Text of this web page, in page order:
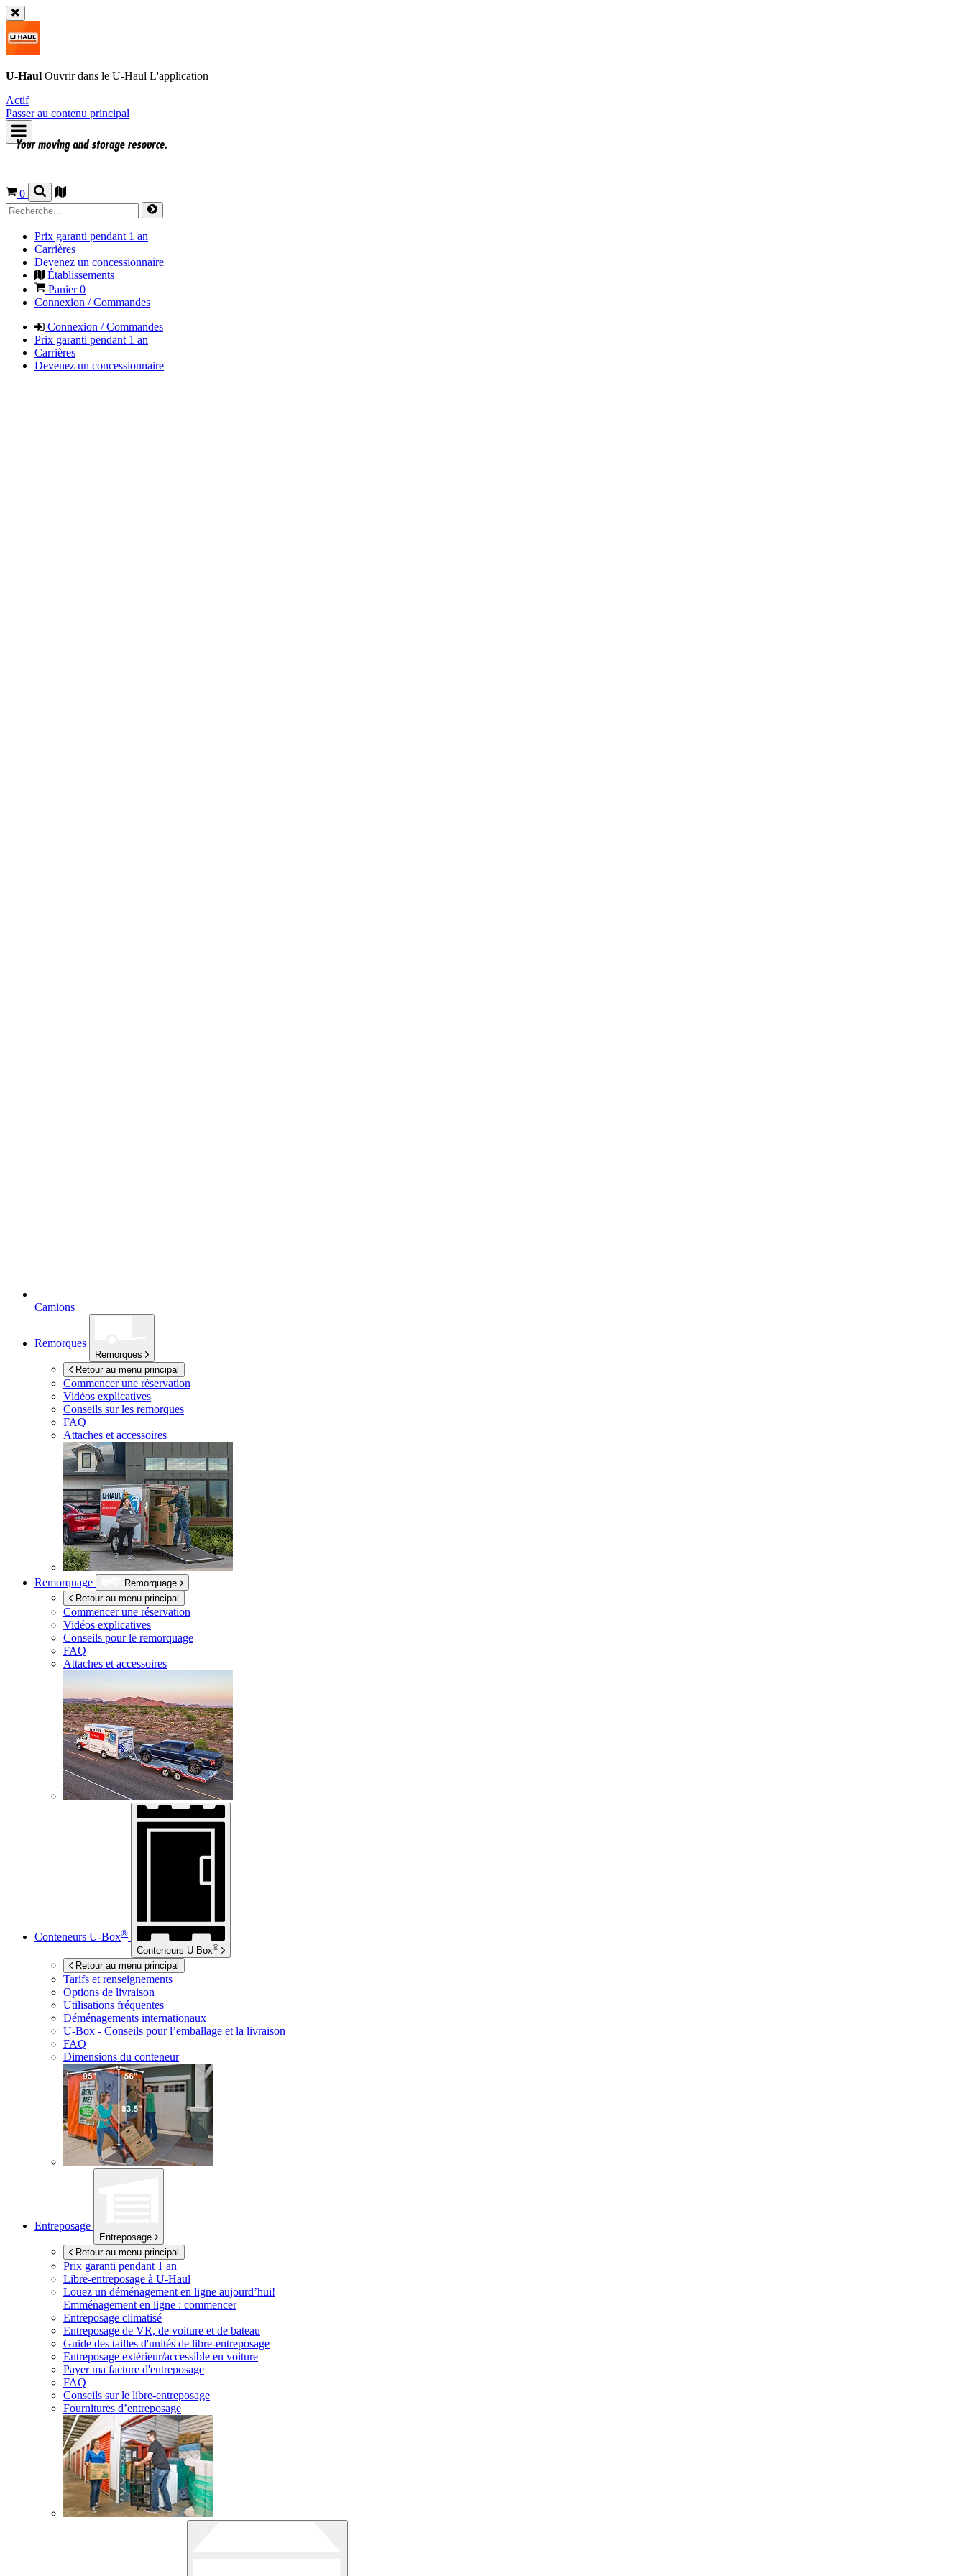
U-Haul Ouvrir dans le U-Haul L'application
Actif
Passer au contenu principal
0
Prix garanti pendant 1 an
Carrières
Devenez un concessionnaire
Établissements
Panier0
Connexion / Commandes
Connexion / Commandes
Prix garanti pendant 1 an
Carrières
Devenez un concessionnaire
Camions
Remorques
Remorques
Retour au menu principal
Commencer une réservation
Vidéos explicatives
Conseils sur les remorques
FAQ
Attaches et accessoires
Remorquage
Remorquage
Retour au menu principal
Commencer une réservation
Vidéos explicatives
Conseils pour le remorquage
FAQ
Attaches et accessoires
Conteneurs U-Box®
Conteneurs U-Box®
Retour au menu principal
Tarifs et renseignements
Options de livraison
Utilisations fréquentes
Déménagements internationaux
U-Box - Conseils pour l’emballage et la livraison
FAQ
Dimensions du conteneur
Entreposage
Entreposage
Retour au menu principal
Prix garanti pendant 1 an
Libre-entreposage à U-Haul
Louez un déménagement en ligne aujourd’hui!
Emménagement en ligne : commencer
Entreposage climatisé
Entreposage de VR, de voiture et de bateau
Guide des tailles d'unités de libre-entreposage
Entreposage extérieur/accessible en voiture
Payer ma facture d'entreposage
FAQ
Conseils sur le libre-entreposage
Fournitures d’entreposage